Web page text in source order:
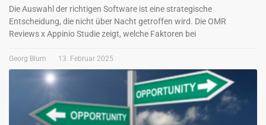
Die Auswahl der richtigen Software ist eine strategische
Entscheidung, die nicht über Nacht getroffen wird. Die OMR
Reviews x Appinio Studie zeigt, welche Faktoren bei
Georg Blum 13. Februar 2025